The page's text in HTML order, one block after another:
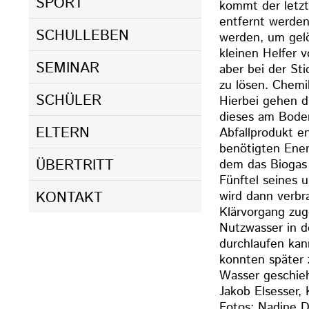
kommt der
entfernt
werden, um
kleinen Helfer
aber bei der
zu lösen.
Hierbei gehen
dieses am
Abfallprodukt
benötigten
dem das
Fünftel seines
wird dann
Klärvorgang
Nutzwasser in
durchlaufen
konnten später
Wasser
Jakob Elsesser,
SCHULLEBEN
SEMINAR
SCHÜLER
ELTERN
ÜBERTRITT
KONTAKT